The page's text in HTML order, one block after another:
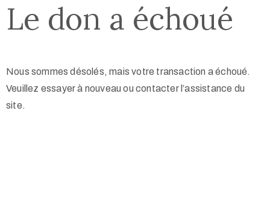
Le don a échoué
Nous sommes désolés, mais votre transaction a échoué.
Veuillez essayer à nouveau ou contacter l’assistance du
site.